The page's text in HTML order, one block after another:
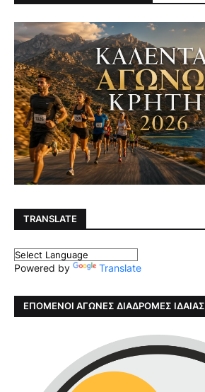
TRANSLATE
Powered by Translate
ΕΠΟΜΕΝΟΙ ΑΓΩΝΕΣ ΔΙΑΔΡΟΜΕΣ ΙΔΑΙΑΣ